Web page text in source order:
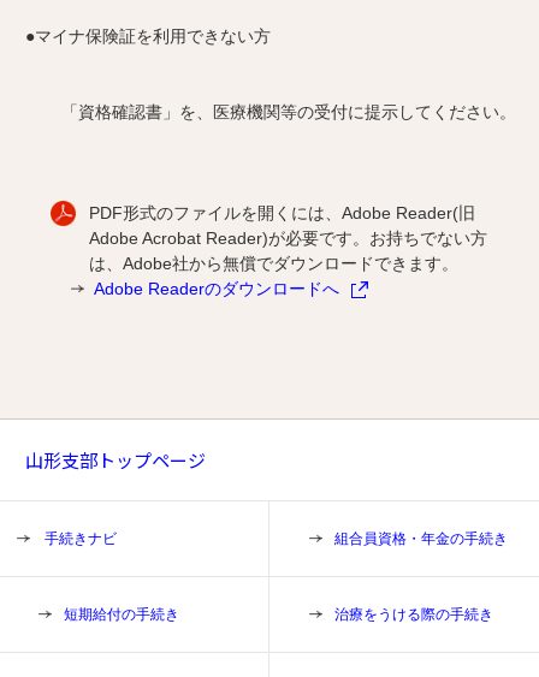
●マイナ保険証を利用できない方
「資格確認書」を、医療機関等の受付に提示してください。
PDF形式のファイルを開くには、Adobe Reader(旧
Adobe Acrobat Reader)が必要です。お持ちでない方
は、Adobe社から無償でダウンロードできます。
Adobe Readerのダウンロードへ
山形支部トップページ
手続きナビ 組合員資格・年金の手続き
短期給付の手続き 治療をうける際の手続き